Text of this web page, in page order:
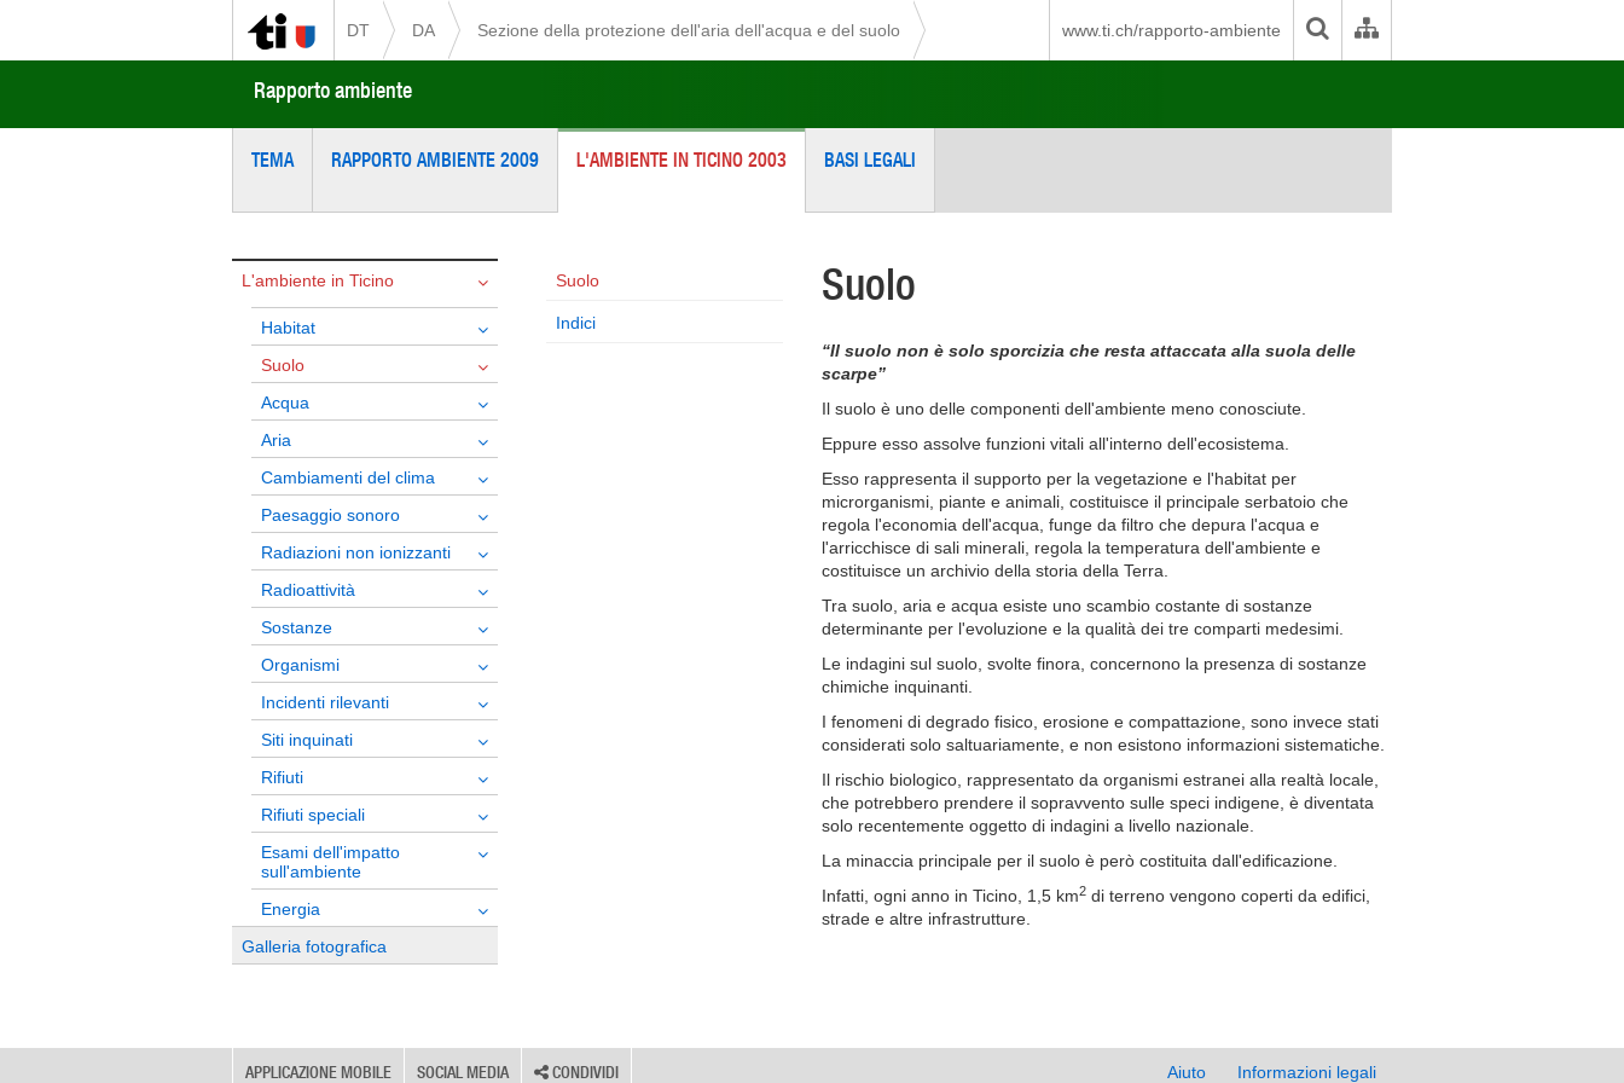
DT DA Sezione della protezione dell'aria dell'acqua e del suolo www.ti.ch/rapporto-ambiente
Rapporto ambiente
TEMA RAPPORTO AMBIENTE 2009 L'AMBIENTE IN TICINO 2003 BASI LEGALI
L'ambiente in Ticino
Habitat
Suolo
Acqua
Aria
Cambiamenti del clima
Paesaggio sonoro
Radiazioni non ionizzanti
Radioattività
Sostanze
Organismi
Incidenti rilevanti
Siti inquinati
Rifiuti
Rifiuti speciali
Esami dell'impatto
sull'ambiente
Energia
Galleria fotografica
Suolo
Indici
Suolo
“Il suolo non è solo sporcizia che resta attaccata alla suola delle
scarpe”
Il suolo è uno delle componenti dell'ambiente meno conosciute.
Eppure esso assolve funzioni vitali all'interno dell'ecosistema.
Esso rappresenta il supporto per la vegetazione e l'habitat per
microrganismi, piante e animali, costituisce il principale serbatoio che
regola l'economia dell'acqua, funge da filtro che depura l'acqua e
l'arricchisce di sali minerali, regola la temperatura dell'ambiente e
costituisce un archivio della storia della Terra.
Tra suolo, aria e acqua esiste uno scambio costante di sostanze
determinante per l'evoluzione e la qualità dei tre comparti medesimi.
Le indagini sul suolo, svolte finora, concernono la presenza di sostanze
chimiche inquinanti.
I fenomeni di degrado fisico, erosione e compattazione, sono invece stati
considerati solo saltuariamente, e non esistono informazioni sistematiche.
Il rischio biologico, rappresentato da organismi estranei alla realtà locale,
che potrebbero prendere il sopravvento sulle speci indigene, è diventata
solo recentemente oggetto di indagini a livello nazionale.
La minaccia principale per il suolo è però costituita dall'edificazione.
Infatti, ogni anno in Ticino, 1,5 km2 di terreno vengono coperti da edifici,
strade e altre infrastrutture.
APPLICAZIONE MOBILE SOCIAL MEDIA CONDIVIDI Aiuto Informazioni legali